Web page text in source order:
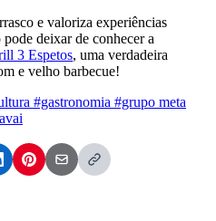
e valoriza experiências
deixar de conhecer a
3 Espetos, uma verdadeira
e velho barbecue!
#gastronomia #grupo meta